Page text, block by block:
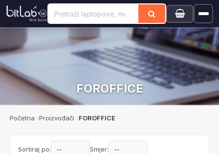
FOROFFICE
Početna Proizvođači FOROFFICE
Sortiraj po: Smjer: